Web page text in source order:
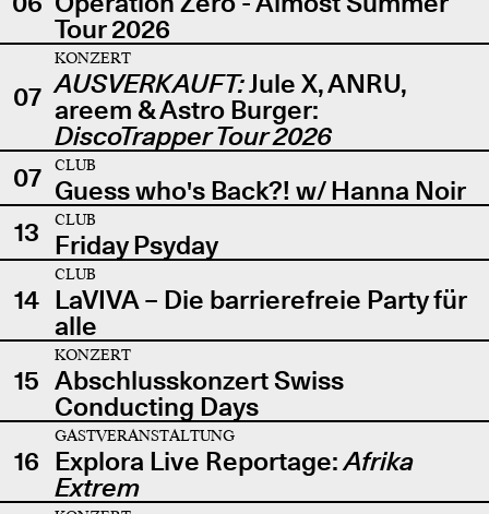
Tour 2026
07
KONZERT
AUSVERKAUFT:Jule X, ANRU,
areem & Astro Burger:
DiscoTrapper Tour 2026
07
CLUB
Guess who's Back?! w/ Hanna Noir
13
CLUB
Friday Psyday
14
CLUB
LaVIVA – Die barrierefreie Party für
alle
15
KONZERT
Abschlusskonzert Swiss
Conducting Days
16
GASTVERANSTALTUNG
Explora Live Reportage:Afrika
Extrem